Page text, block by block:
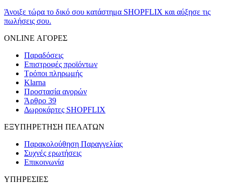
Άνοιξε τώρα το δικό σου κατάστημα SHOPFLIX και αύξησε τις
πωλήσεις σου.
ONLINE ΑΓΟΡΕΣ
Παραδόσεις
Επιστροφές προϊόντων
Τρόποι πληρωμής
Klarna
Προστασία αγορών
Άρθρο 39
Δωροκάρτες SHOPFLIX
ΕΞΥΠΗΡΕΤΗΣΗ ΠΕΛΑΤΩΝ
Παρακολούθηση Παραγγελίας
Συχνές ερωτήσεις
Επικοινωνία
ΥΠΗΡΕΣΙΕΣ